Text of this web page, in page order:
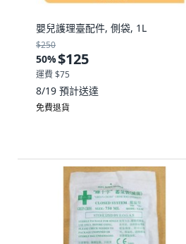
嬰兒護理臺配件, 側袋, 1L
$250
50%$125
運費 $75
8/19 預計送達
免費退貨